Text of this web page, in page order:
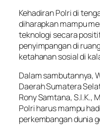
Kehadiran Polri di
diharapkan mampu
teknologi secara
penyimpangan di
ketahanan sosial di
Dalam sambutannya,
Daerah Sumatera
Rony Samtana, S.I.K.,
Polri harus mampu
perkembangan dunia